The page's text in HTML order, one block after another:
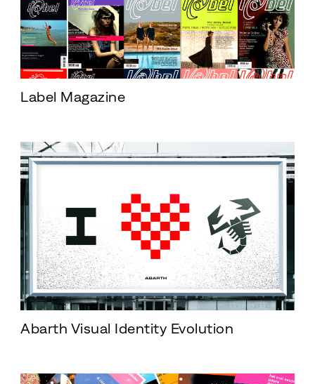
Label Magazine
Abarth Visual Identity Evolution